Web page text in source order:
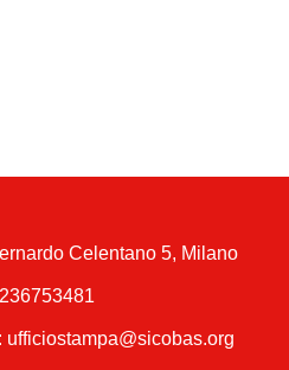
Celentano 5, Milano
ufficiostampa@sicobas.org